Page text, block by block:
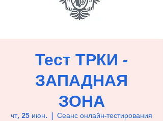
Тест ТРКИ -
ЗАПАДНАЯ
ЗОНА
чт, 25 июн. Сеанс онлайн-тестирования